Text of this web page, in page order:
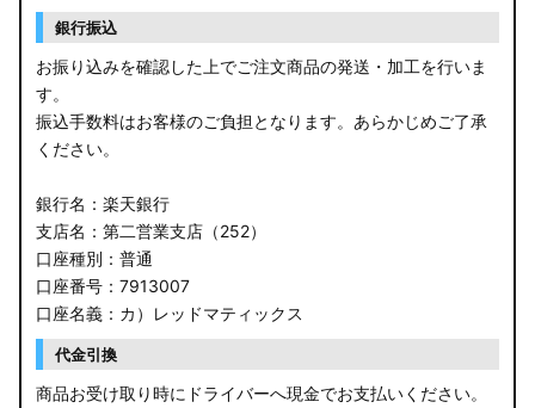
銀行振込
お振り込みを確認した上でご注文商品の発送・加工を行いま
す。
振込手数料はお客様のご負担となります。あらかじめご了承
ください。
銀行名：楽天銀行
支店名：第二営業支店（252）
口座種別：普通
口座番号：7913007
口座名義：カ）レッドマティックス
代金引換
商品お受け取り時にドライバーへ現金でお支払いください。